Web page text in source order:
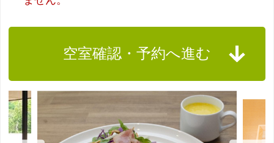
空室確認・予約へ進む